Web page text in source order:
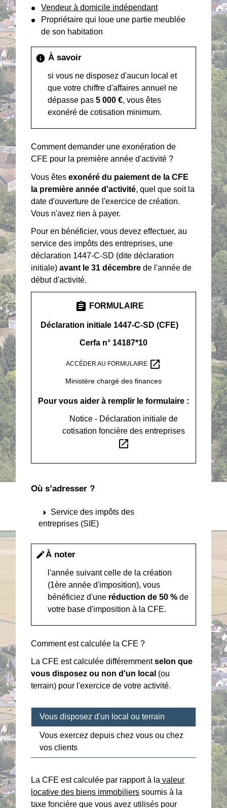
Vendeur à domicile indépendant
Propriétaire qui loue une partie meublée
de son habitation
info À savoir
si vous ne disposez d'aucun local et
que votre chiffre d'affaires annuel ne
dépasse pas5 000 €, vous êtes
exonéré de cotisation minimum.
Comment demander une exonération de
CFE pour la première année d'activité ?
Vous êtesexonéré du paiement de la CFE
la première année d'activité, quel que soit la
date d'ouverture de l'exercice de création.
Vous n'avez rien à payer.
Pour en bénéficier, vous devez effectuer, au
service des impôts des entreprises, une
déclaration 1447-C-SD (dite déclaration
initiale)avant le 31 décembre de l'année de
début d'activité.
assignment FORMULAIRE
Déclaration initiale 1447-C-SD (CFE)
Cerfa n° 14187*10
ACCÉDER AU FORMULAIRE open_in_new
Ministère chargé des finances
Pour vous aider à remplir le formulaire :
Notice - Déclaration initiale de
cotisation foncière des entreprises
open_in_new
Où s’adresser ?
arrow_right Service des impôts des
entreprises (SIE)
editÀ noter
l'année suivant celle de la création
(1ère année d'imposition), vous
bénéficiez d'une réduction de50 % de
votre base d'imposition à la CFE.
Comment est calculée la CFE ?
La CFE est calculée différemmentselon que
vous disposez ou non d'un local (ou
terrain) pour l'exercice de votre activité.
Vous disposez d'un local ou terrain
Vous exercez depuis chez vous ou chez
vos clients
La CFE est calculée par rapport à la valeur
locative des biens immobiliers soumis à la
taxe foncière que vous avez utilisés pour